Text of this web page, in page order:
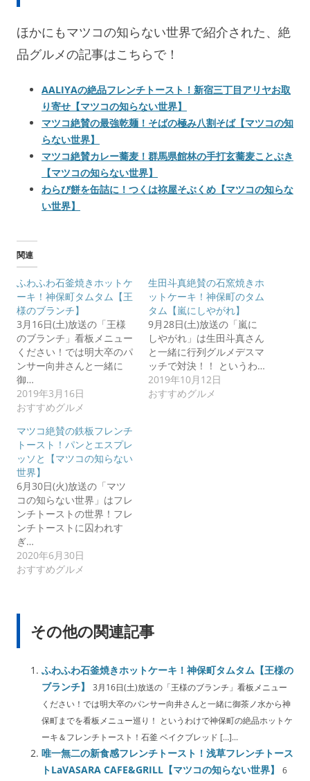
ほかにもマツコの知らない世界で紹介された、絶
品グルメの記事はこちらで！
AALIYAの絶品フレンチトースト！新宿三丁目アリヤお取
り寄せ【マツコの知らない世界】
マツコ絶賛の最強乾麺！そばの極み八割そば【マツコの知
らない世界】
マツコ絶賛カレー蕎麦！群馬県館林の手打玄蕎麦ことぶき
【マツコの知らない世界】
わらび餅を缶詰に！つくは祢屋そぶくめ【マツコの知らな
い世界】
関連
ふわふわ石釜焼きホットケ
ーキ！神保町タムタム【王
様のブランチ】
3月16日(土)放送の「王様
のブランチ」看板メニュー
ください！では明大卒のパ
ンサー向井さんと一緒に
御…
2019年3月16日
おすすめグルメ
生田斗真絶賛の石窯焼きホ
ットケーキ！神保町のタム
タム【嵐にしやがれ】
9月28日(土)放送の「嵐に
しやがれ」は生田斗真さん
と一緒に行列グルメデスマ
ッチで対決！！ というわ…
2019年10月12日
おすすめグルメ
マツコ絶賛の鉄板フレンチ
トースト！パンとエスプレ
ッソと【マツコの知らない
世界】
6月30日(火)放送の「マツ
コの知らない世界」はフレ
ンチトーストの世界！フレ
ンチトーストに囚われす
ぎ…
2020年6月30日
おすすめグルメ
その他の関連記事
ふわふわ石釜焼きホットケーキ！神保町タムタム【王様の
ブランチ】
3月16日(土)放送の「王様のブランチ」看板メニュー
ください！では明大卒のパンサー向井さんと一緒に御茶ノ水から神
保町までを看板メニュー巡り！ というわけで神保町の絶品ホットケ
ーキ＆フレンチトースト！石釜 ベイクブレッド […]...
唯一無二の新食感フレンチトースト！浅草フレンチトース
トLaVASARA CAFE&GRILL【マツコの知らない世界】
6